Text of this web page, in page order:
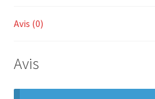
/
door
seal
60
Avis (0)
Avis